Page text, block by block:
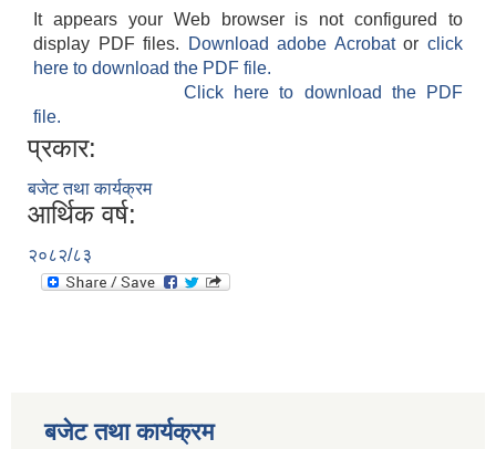
It appears your Web browser is not configured to
display PDF files.
Download adobe Acrobatorclick
here to download the PDF file.
Click here to download the PDF
file.
प्रकार:
बजेट तथा कार्यक्रम
आर्थिक वर्ष:
२०८२/८३
बजेट तथा कार्यक्रम